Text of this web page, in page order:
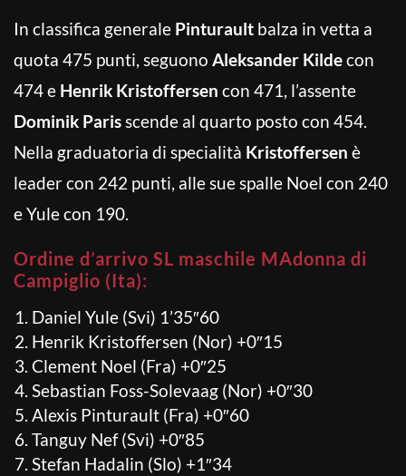
In classifica generale Pinturault balza in vetta a
quota 475 punti, seguono Aleksander Kildecon
474 e Henrik Kristoffersen con 471, l’assente
Dominik Parisscende al quarto posto con 454.
Nella graduatoria di specialità Kristoffersen è
leader con 242 punti, alle sue spalle Noel con 240
e Yule con 190.
Ordine d’arrivo SL maschile MAdonna di
Campiglio (Ita):
Daniel Yule (Svi) 1’35″60
Henrik Kristoffersen (Nor) +0″15
Clement Noel (Fra) +0″25
Sebastian Foss-Solevaag (Nor) +0″30
Alexis Pinturault (Fra) +0″60
Tanguy Nef (Svi) +0″85
Stefan Hadalin (Slo) +1″34